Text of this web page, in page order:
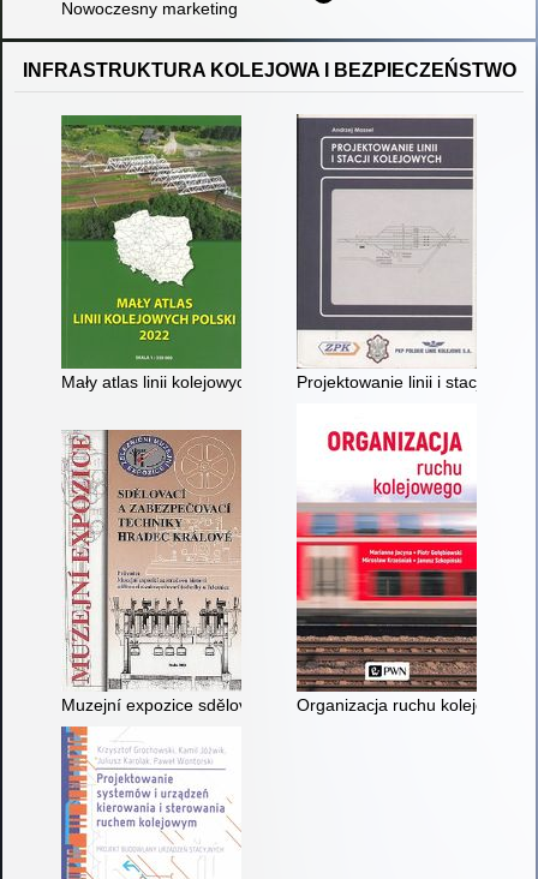
Nowoczesny marketing kolejowych przewozów pasażerskich
INFRASTRUKTURA KOLEJOWA I BEZPIECZEŃSTWO
Mały atlas linii kolejowych Polski 2022Projektowanie linii i stacji
Muzejní expozice sdělovací a zabezpečovací techniky
Organizacja ruchu kolejowego